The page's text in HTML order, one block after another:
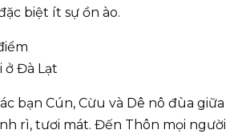
biệt ít sự ồn ào.
bạn Cún, Cừu và Dê nô đùa giữa
rì, tươi mát. Đến Thôn mọi người